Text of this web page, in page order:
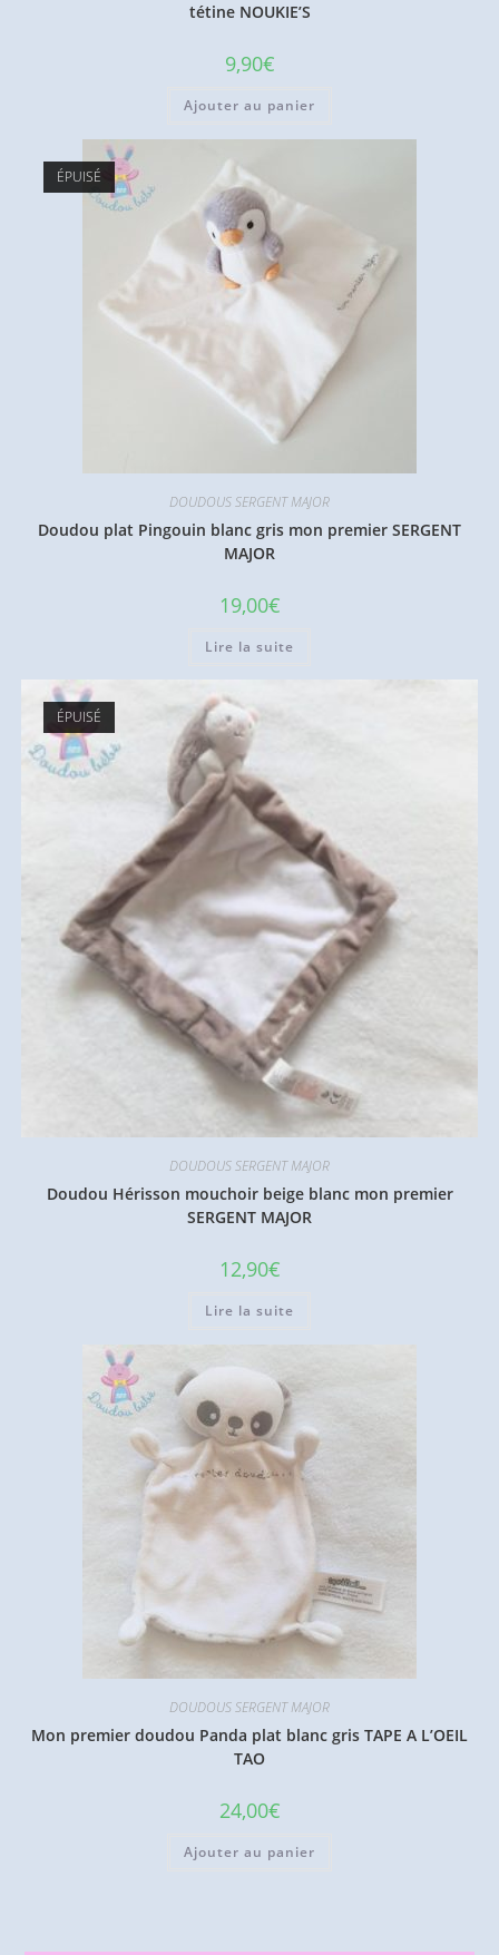
tétine NOUKIE’S
9,90€
Ajouter au panier
ÉPUISÉ
DOUDOUS SERGENT MAJOR
Doudou plat Pingouin blanc gris mon premier SERGENT
MAJOR
19,00€
Lire la suite
ÉPUISÉ
DOUDOUS SERGENT MAJOR
Doudou Hérisson mouchoir beige blanc mon premier
SERGENT MAJOR
12,90€
Lire la suite
DOUDOUS SERGENT MAJOR
Mon premier doudou Panda plat blanc gris TAPE A L’OEIL
TAO
24,00€
Ajouter au panier